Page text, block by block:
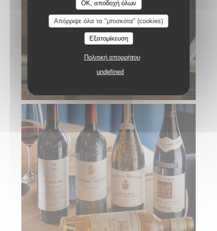
OK, αποδοχή όλων
Απόρριψε όλα τα "μπισκότα" (cookies)
Εξατομίκευση
Πολιτική απορρήτου
undefined